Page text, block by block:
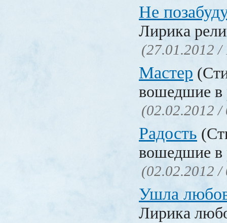
Не
Лирика
(27.01.2012 /
Мастер
вошедшие в
(02.02.2012 /
Радость
вошедшие в
(02.02.2012 /
Ушла
Лирика